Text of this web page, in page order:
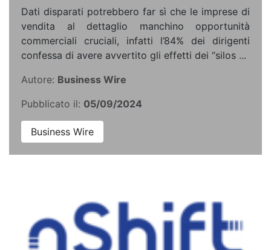
Dati disparati potrebbero far sì che le imprese di
vendita al dettaglio manchino opportunità
commerciali cruciali, infatti l’84% dei dirigenti
confessa di avere avvertito gli effetti dei “silos ...
Autore: Business Wire
Pubblicato il: 05/09/2024
Business Wire